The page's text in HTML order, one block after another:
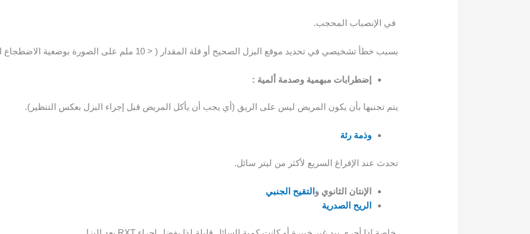
في الإنصباب المحجب.
بسبب خطأ تشخيصي في تحديد موقع البزل الصحيح أو قلة المقدار ( < 10 ملم على الصورة بوضعية الاضطجاع
إضطرابات مبهمية وصدمة ألمية :
يتم تجنبها بأن يكون المريض ليس على الريق (أي يجب أن يأكل المريض قبل إجراء البزل بعكس التنظير).
وذمة رئة
تحدث عند الإفراغ السريع لأكثر من ليتر سائل.
الإنتان الثانوي و التقيح الجنبي
الريح الصدرية